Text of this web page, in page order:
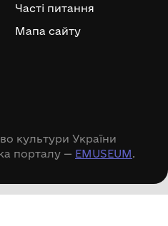
Часті питання
Мапа сайту
культури України
порталу — EMUSEUM.